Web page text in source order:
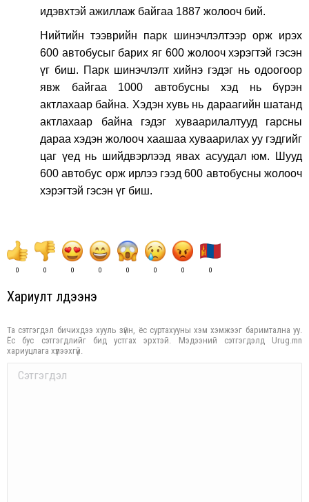
идэвхтэй ажиллаж байгаа 1887 жолооч бий.
Нийтийн тээврийн парк шинэчлэлтээр орж ирэх
600 автобусыг барих яг 600 жолооч хэрэгтэй гэсэн
үг биш. Парк шинэчлэлт хийнэ гэдэг нь одоогоор
явж байгаа 1000 автобусны хэд нь бүрэн
актлахаар байна. Хэдэн хувь нь дараагийн шатанд
актлахаар байна гэдэг хуваарилалтууд гарсны
дараа хэдэн жолооч хаашаа хуваарилах уу гэдгийг
цаг үед нь шийдвэрлээд явах асуудал юм. Шууд
600 автобус орж ирлээ гээд 600 автобусны жолооч
хэрэгтэй гэсэн үг биш.
0 0 0 0 0 0 0 0
Хариулт үлдээнэ үү
Та сэтгэгдэл бичихдээ хууль зүйн, ёс суртахууны хэм хэмжээг баримтална уу.
Ёс бус сэтгэгдлийг бид устгах эрхтэй. Мэдээний сэтгэгдэлд Urug.mn
хариуцлага хүлээхгүй.
Comment